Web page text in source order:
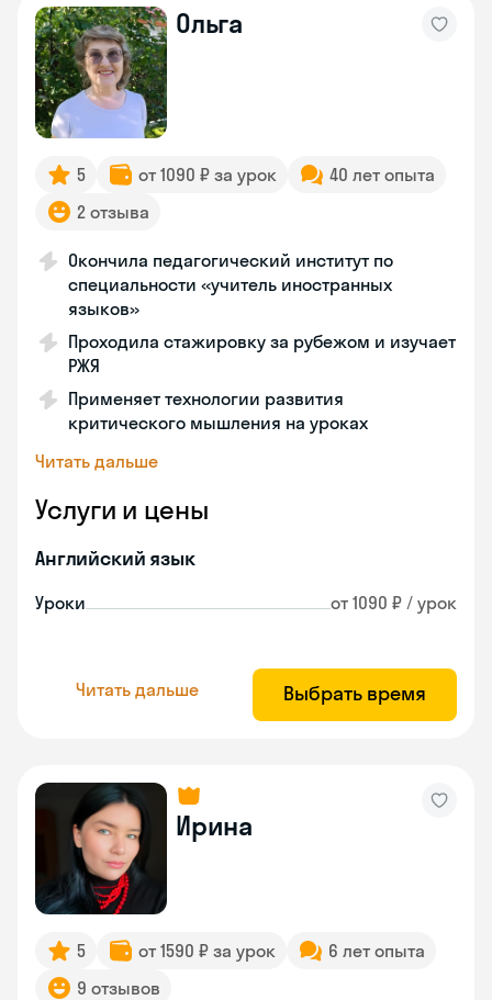
Ольга
5 от 1090 ₽ за урок
40 лет опыта
2 отзыва
Окончила педагогический институт по
специальности «учитель иностранных
языков»
Проходила стажировку за рубежом и изучает
РЖЯ
Применяет технологии развития
критического мышления на уроках
Читать дальше
Услуги и цены
Английский язык
Уроки от 1090 ₽ / урок
Читать дальше Выбрать время
Ирина
5 от 1590 ₽ за урок
6 лет опыта
9 отзывов